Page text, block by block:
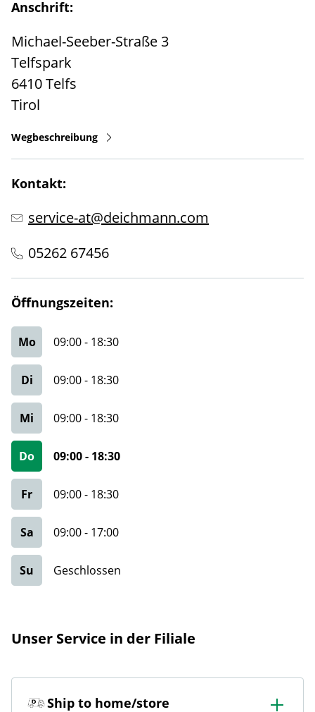
Anschrift:
Michael-Seeber-Straße 3
Telfspark
6410Telfs
Tirol
Wegbeschreibung
Kontakt:
service-at@deichmann.com
05262 67456
Öffnungszeiten:
Mo 09:00- 18:30
Di 09:00- 18:30
Mi 09:00- 18:30
Do 09:00- 18:30
Fr 09:00- 18:30
Sa 09:00- 17:00
Su Geschlossen
Unser Service in der Filiale
Ship to home/store